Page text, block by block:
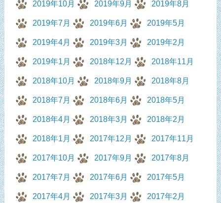
2019年10月 2019年9月 2019年8月
2019年7月 2019年6月 2019年5月
2019年4月 2019年3月 2019年2月
2019年1月 2018年12月 2018年11月
2018年10月 2018年9月 2018年8月
2018年7月 2018年6月 2018年5月
2018年4月 2018年3月 2018年2月
2018年1月 2017年12月 2017年11月
2017年10月 2017年9月 2017年8月
2017年7月 2017年6月 2017年5月
2017年4月 2017年3月 2017年2月